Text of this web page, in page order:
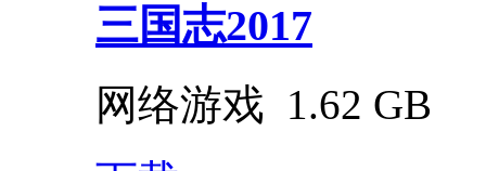
三国志2017
网络游戏 1.62 GB